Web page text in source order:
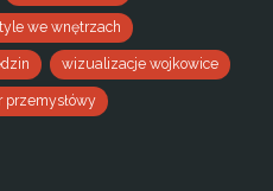
we wnętrzach
wizualizacje wojkowice
przemysłówy